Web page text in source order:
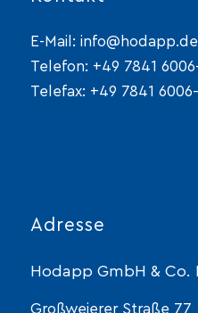
E-Mail: info@hodapp.de
Telefon: +49 7841
Telefax: +49 7841
Adresse
Hodapp GmbH & Co.
Großweierer Straße 77